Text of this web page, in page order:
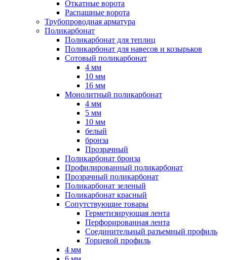
Откатные ворота
Распашные ворота
Трубопроводная арматура
Поликарбонат
Поликарбонат для теплиц
Поликарбонат для навесов и козырьков
Сотовый поликарбонат
4 мм
10 мм
16 мм
Монолитный поликарбонат
4 мм
5 мм
10 мм
белый
бронза
Прозрачный
Поликарбонат бронза
Профилированный поликарбонат
Прозрачный поликарбонат
Поликарбонат зеленый
Поликарбонат красный
Сопутствующие товары
Герметизирующая лента
Перфорированная лента
Соединительный разъемный профиль
Торцевой профиль
4 мм